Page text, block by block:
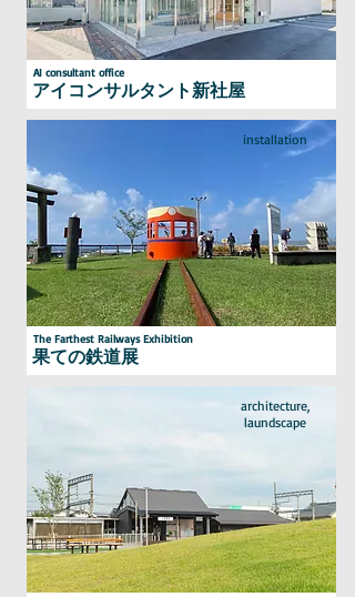
AI consultant office
アイコンサルタント新社屋
installation
The Farthest Railways Exhibition
果ての鉄道展
architecture,
laundscape